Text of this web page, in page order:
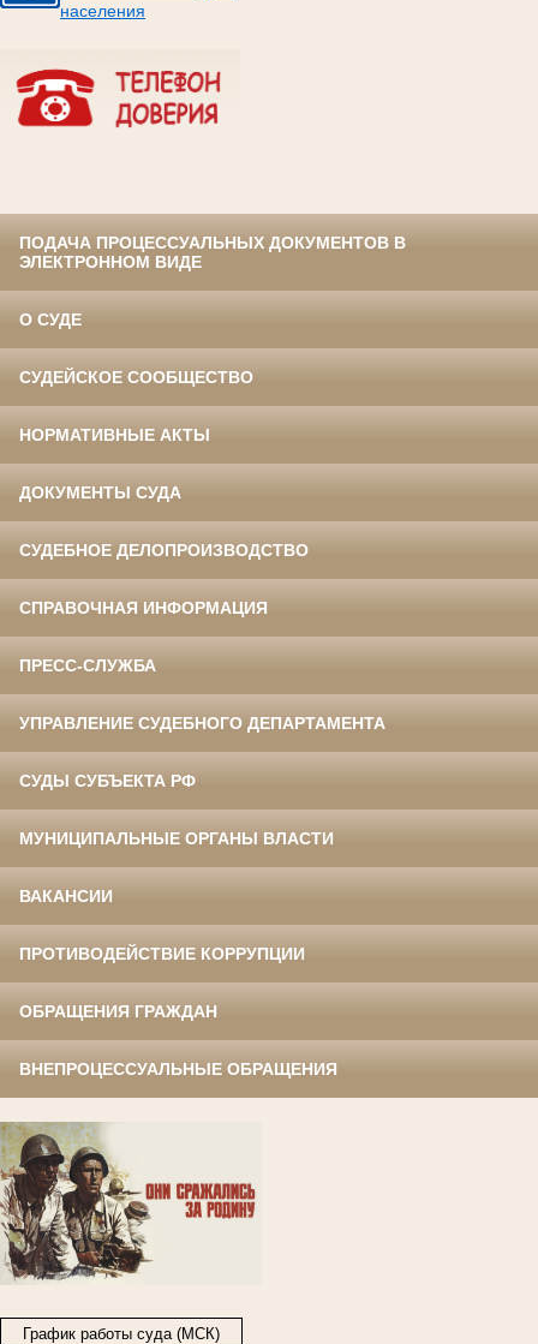
населения
ПОДАЧА ПРОЦЕССУАЛЬНЫХ ДОКУМЕНТОВ В
ЭЛЕКТРОННОМ ВИДЕ
О СУДЕ
СУДЕЙСКОЕ СООБЩЕСТВО
НОРМАТИВНЫЕ АКТЫ
ДОКУМЕНТЫ СУДА
СУДЕБНОЕ ДЕЛОПРОИЗВОДСТВО
СПРАВОЧНАЯ ИНФОРМАЦИЯ
ПРЕСС-СЛУЖБА
УПРАВЛЕНИЕ СУДЕБНОГО ДЕПАРТАМЕНТА
СУДЫ СУБЪЕКТА РФ
МУНИЦИПАЛЬНЫЕ ОРГАНЫ ВЛАСТИ
ВАКАНСИИ
ПРОТИВОДЕЙСТВИЕ КОРРУПЦИИ
ОБРАЩЕНИЯ ГРАЖДАН
ВНЕПРОЦЕССУАЛЬНЫЕ ОБРАЩЕНИЯ
График работы суда (МСК)